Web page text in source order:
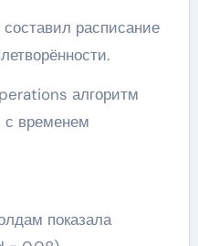
расписание
алгоритм
с временем
показала